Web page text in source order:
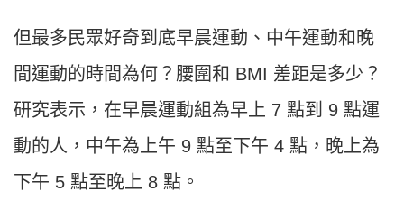
但最多民眾好奇到底早晨運動、中午運動和晚
間運動的時間為何？腰圍和 BMI 差距是多少？
研究表示，在早晨運動組為早上 7 點到 9 點運
動的人，中午為上午 9 點至下午 4 點，晚上為
下午 5 點至晚上 8 點。